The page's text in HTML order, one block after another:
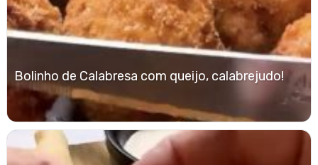
Bolinho de Calabresa com queijo, calabrejudo!